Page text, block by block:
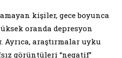
kişiler, gece boyunca
oranda depresyon
Ayrıca, araştırmalar uyku
görüntüleri “negatif”